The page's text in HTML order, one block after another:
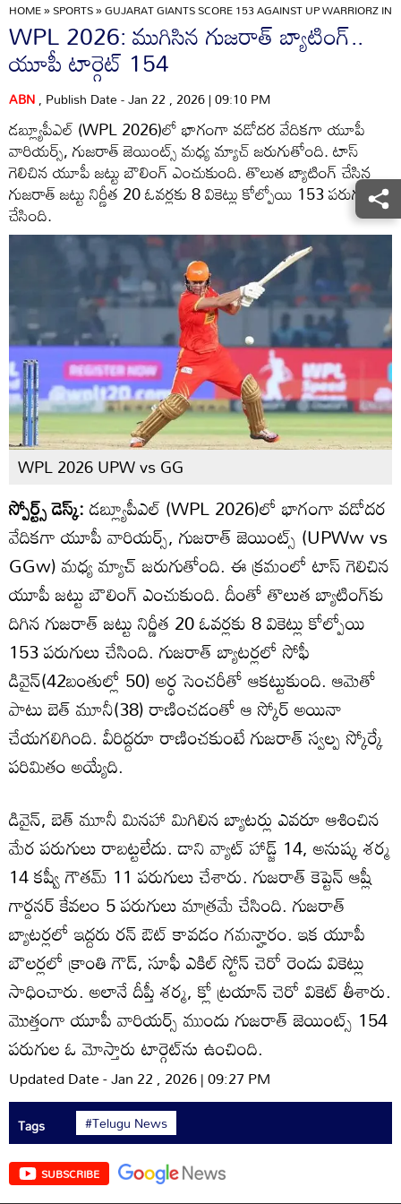
HOME»SPORTS»GUJARAT GIANTS SCORE 153 AGAINST UP WARRIORZ
WPL 2026: ముగిసిన గుజరాత్ బ్యాటింగ్..
యూపీ టార్గెట్ 154
ABN, Publish Date - Jan 22 , 2026 | 09:10 PM
డబ్ల్యూపీఎల్ (WPL 2026)లో భాగంగా వడోదర వేదికగా యూపీ
వారియర్స్‌, గుజరాత్ జెయింట్స్ మధ్య మ్యాచ్ జరుగుతోంది. టాస్
గెలిచిన యూపీ జట్టు బౌలింగ్ ఎంచుకుంది. తొలుత బ్యాటింగ్ చేసిన
గుజరాత్ జట్టు నిర్ణీత 20 ఓవర్లకు 8 వికెట్లు కోల్పోయి 153 పరుగులు
చేసింది.
WPL 2026 UPW vs GG
స్పోర్ట్స్ డెస్క్:డబ్ల్యూపీఎల్ (WPL 2026)లో భాగంగా వడోదర
వేదికగా యూపీ వారియర్స్‌, గుజరాత్ జెయింట్స్ (UPWw vs
GGw) మధ్య మ్యాచ్ జరుగుతోంది. ఈ క్రమంలో టాస్ గెలిచిన
యూపీ జట్టు బౌలింగ్ ఎంచుకుంది. దీంతో తొలుత బ్యాటింగ్‌కు
దిగిన గుజరాత్ జట్టు నిర్ణీత 20 ఓవర్లకు 8 వికెట్లు కోల్పోయి
153 పరుగులు చేసింది. గుజరాత్ బ్యాటర్లలో సోఫీ
డివైన్(42బంతుల్లో 50) అర్ధ సెంచరీతో ఆకట్టుకుంది. ఆమెతో
పాటు బెత్ మూనీ(38) రాణించడంతో ఆ స్కోర్ అయినా
చేయగలిగింది. వీరిద్దరూ రాణించకుంటే గుజరాత్ స్వల్ప స్కోర్కే
పరిమితం అయ్యేది.
డివైన్, బెత్ మూనీ మినహా మిగిలిన బ్యాటర్లు ఎవరూ ఆశించిన
మేర పరుగులు రాబట్టలేదు. డాని వ్యాట్ హాడ్జ్ 14, అనుష్క శర్మ
14 కష్వీ గౌతమ్ 11 పరుగులు చేశారు. గుజరాత్ కెప్టెన్ ఆష్లీ
గార్డనర్ కేవలం 5 పరుగులు మాత్రమే చేసింది. గుజరాత్
బ్యాటర్లలో ఇద్దరు రన్ ఔట్ కావడం గమన్హారం. ఇక యూపీ
బౌలర్లలో క్రాంతి గౌడ్, సూఫీ ఎకిల్ స్టోన్ చెరో రెండు వికెట్లు
సాధించారు. అలానే దీప్తీ శర్మ, క్లో ట్రయాన్ చెరో వికెట్ తీశారు.
మొత్తంగా యూపీ వారియర్స్ ముందు గుజరాత్ జెయింట్స్ 154
పరుగుల ఓ మోస్తారు టార్గెట్‌ను ఉంచింది.
Updated Date - Jan 22 , 2026 | 09:27 PM
Tags #Telugu News
SUBSCRIBE